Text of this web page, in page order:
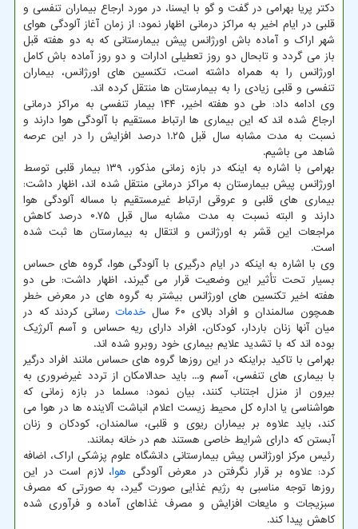
دکتر پریا بهرامی در گفت و گو با ایسنا، در مورد ارجاع بیماران تنفسی و
قلبی در ایام اخیر به مراکز درمانی اظهار نمود: از زمان آغاز آلودگی هوای
شهر اراک و آماده باش اورژانس پیش بیمارستانی که به دو هفته قبل
باز می گردد و تابحال دو روز تعطیلی ادارات و دو روز آماده باش کامل
اورژانس را به همراه داشته است، تکنسین های اورژانس، بیماران
تنفسی و قلبی زیادی را به بیمارستان ها منتقل کرده اند.
وی ادامه داد: طی دو هفته اخیر، ۱۴۴ بیمار تنفسی به مراکز درمانی
ارجاع شده اند که این بیماری ها ارتباط مستقیم با آلودگی هوا دارند و
نسبت به مدت مشابه سال قبل ۱.۲۵ درصد افزایش را در این عرصه
شاهد می باشیم.
بهرامی با اشاره به اینکه در بازه زمانی مذکور، ۱۳۹ بیمار قلبی توسط
اورژانس پیش بیمارستان به مراکز درمانی منتقل شده اند، اظهار داشت:
بیماری های قلبی و عروقی ارتباط غیرمستقیم با مساله آلودگی هوا
دارند و البته نسبت به مدت مشابه سال قبل ۰.۷۵ درصد کاهش
مراجعات این قشر به اورژانس و انتقال به بیمارستان ها ثبت شده
است.
وی با اشاره به اینکه در ایام درگیری با آلودگی هوا، گروه های حساس
بسیار تحت تأثیر این وضعیت قرار می گیرند، اظهار داشت: طی دو
هفته اخیر تکنسین های اورژانس بیشتر به گروه های در معرض خطر
همچون سالمندان و افراد بالای ۶۰ سال
خدمات رسانی کردند که در
میان آنها زنان باردار، کودکان، افراد دارای ریه حساس و آسم آلرژیک
بوده اند که با تشدید علایم بیماری خود روبرو شده اند.
بهرامی با تاکید براینکه در این روزها گروه های حساس مانند افراد درگیر
با بیماری های تنفسی، آسم و... باید حدالامکان از تردد غیرضروری به
بیرون از منزل اجتناب کنند، بیان نمود: مسلما در بازه زمانی که
هواشناسی یا اداره کل محیط زیست اعلام انباشت آلاینده ها در هوا می
کند، باید علاوه بر بیماران ریوی و قلبی، سالمندان، کودکان و زنان
آبستن که دارای شرایط خاصی هستند هم در خانه بمانند.
رئیس مرکز اورژانس پیش بیمارستانی دانشگاه علوم پزشکی اراک، اضافه
کرد: علاوه بر قرار نگرفتن در معرض آلودگی هوا، لازم است در این
روزها توجه مناسبی به رژیم غذایی صورت گیرد، به صورتی که مصرف
سبزیجات و مایعات افزایش و مصرف غذاهای آماده و فرآوری شده
کاهش پیدا کند.